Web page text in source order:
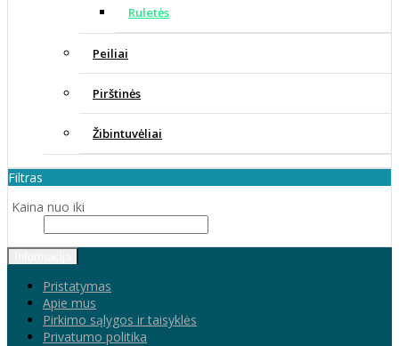
Ruletės
Peiliai
Pirštinės
Žibintuvėliai
Filtras
Kaina nuo iki
Pristatymas
Apie mus
Pirkimo sąlygos ir taisyklės
Privatumo politika